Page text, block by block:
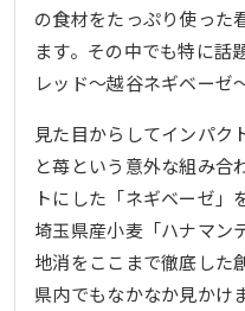
の食材をたっぷり使った
ます。その中でも特に話
レッド～越谷ネギベーゼ
見た目からしてインパク
と苺という意外な組み合
トにした「ネギベーゼ」
埼玉県産小麦「ハナマン
地消をここまで徹底した
県内でもなかなか見かけ